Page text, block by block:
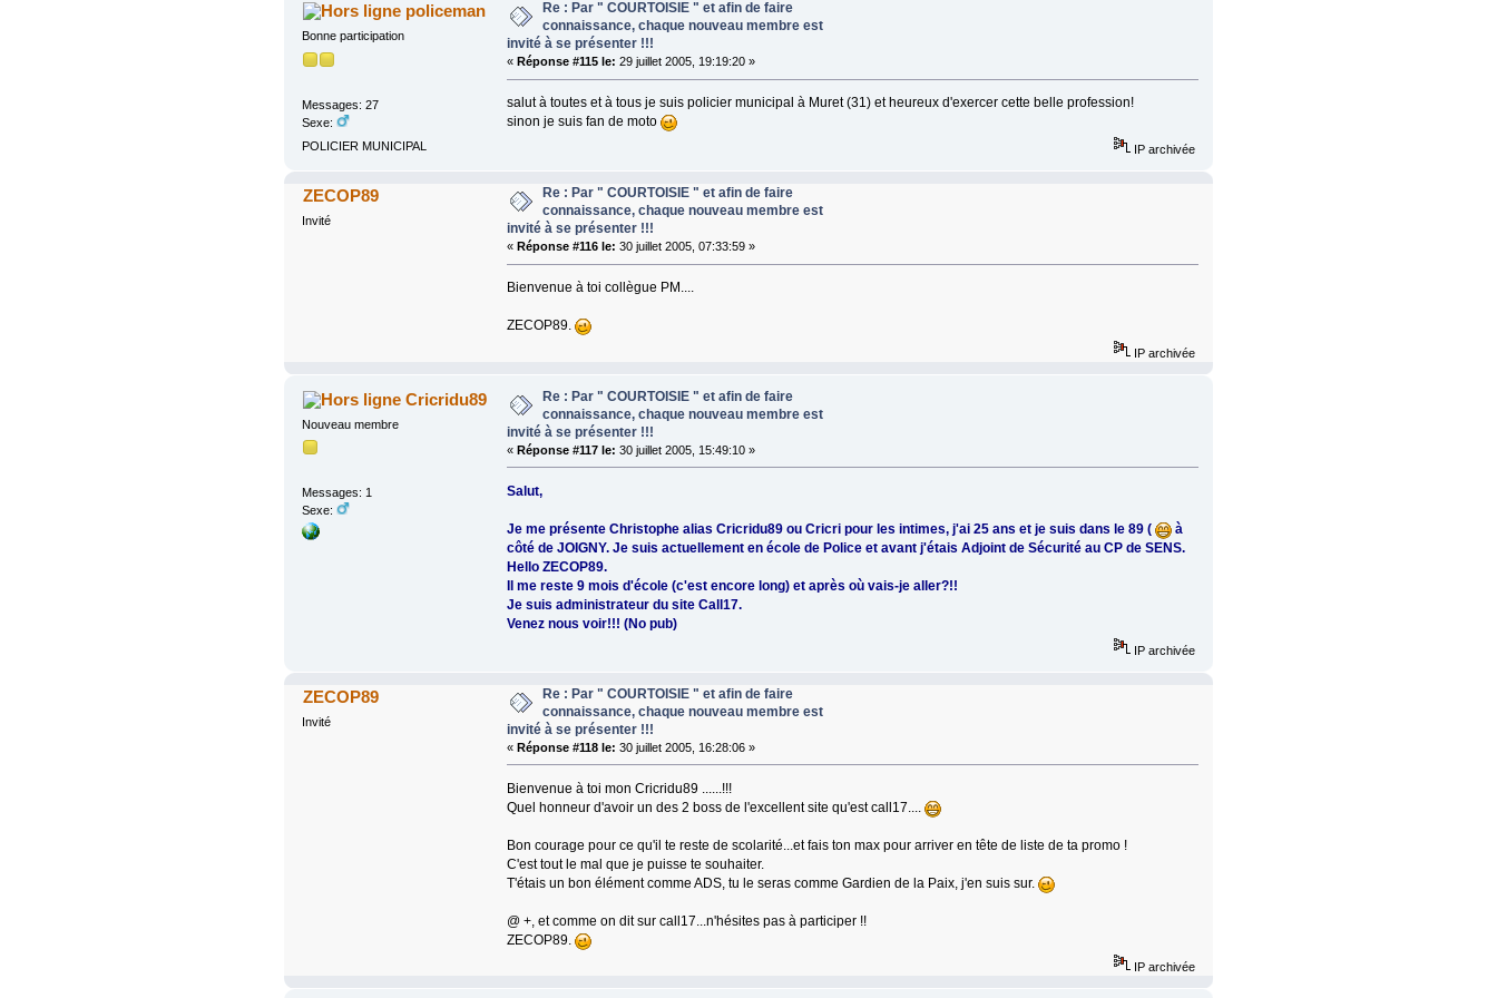
policeman
Bonne participation
Messages: 27
Sexe:
POLICIER MUNICIPAL
Re : Par " COURTOISIE " et afin de faire
connaissance, chaque nouveau membre est
invité à se présenter !!!
« Réponse #115 le: 29 juillet 2005, 19:19:20 »
salut à toutes et à tous je suis policier municipal à Muret (31) et heureux d'exercer cette belle profession!
sinon je suis fan de moto
IP archivée
ZECOP89
Invité
Re : Par " COURTOISIE " et afin de faire
connaissance, chaque nouveau membre est
invité à se présenter !!!
« Réponse #116 le: 30 juillet 2005, 07:33:59 »
Bienvenue à toi collègue PM....
ZECOP89.
IP archivée
Cricridu89
Nouveau membre
Messages: 1
Sexe:
Re : Par " COURTOISIE " et afin de faire
connaissance, chaque nouveau membre est
invité à se présenter !!!
« Réponse #117 le: 30 juillet 2005, 15:49:10 »
Salut,
Je me présente Christophe alias Cricridu89 ou Cricri pour les intimes, j'ai 25 ans et je suis dans le 89 (
à
côté de JOIGNY. Je suis actuellement en école de Police et avant j'étais Adjoint de Sécurité au CP de SENS.
Hello ZECOP89.
Il me reste 9 mois d'école (c'est encore long) et après où vais-je aller?!!
Je suis administrateur du site Call17.
Venez nous voir!!! (No pub)
IP archivée
ZECOP89
Invité
Re : Par " COURTOISIE " et afin de faire
connaissance, chaque nouveau membre est
invité à se présenter !!!
« Réponse #118 le: 30 juillet 2005, 16:28:06 »
Bienvenue à toi mon Cricridu89 ......!!!
Quel honneur d'avoir un des 2 boss de l'excellent site qu'est call17....
Bon courage pour ce qu'il te reste de scolarité...et fais ton max pour arriver en tête de liste de ta promo !
C'est tout le mal que je puisse te souhaiter.
T'étais un bon élément comme ADS, tu le seras comme Gardien de la Paix, j'en suis sur.
@ +, et comme on dit sur call17...n'hésites pas à participer !!
ZECOP89.
IP archivée